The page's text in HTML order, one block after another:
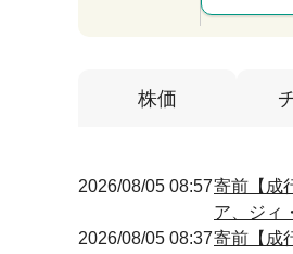
株価
2026/08/05 08:57寄前【成
ア、ジィ
2026/08/05 08:37寄前【成